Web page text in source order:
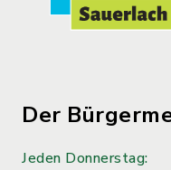
Der
Jeden Donnerstag: